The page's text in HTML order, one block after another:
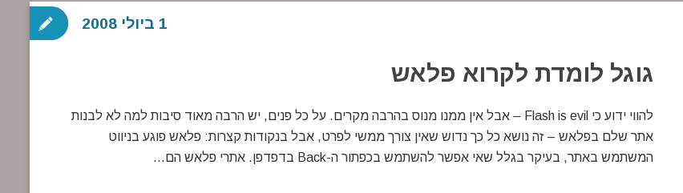
גוגל לומדת לקרוא פלאש
להווי ידוע כי Flash is evil – אבל אין ממנו מנוס בהרבה מקרים. על כל פנים, יש הרבה מאוד סיבות למה לא לבנות
אתר שלם בפלאש – זה נושא כל כך נדוש שאין צורך ממשי לפרט, אבל בנקודות קצרות: פלאש פוגע בניווט
המשתמש באתר, בעיקר בגלל שאי אפשר להשתמש בכפתור ה-Back בדפדפן. אתרי פלאש הם…
1 ביולי 2008